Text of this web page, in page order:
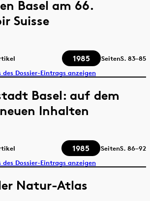
Basel am 66.
Suisse
1985 SeitenS. 83–85
Dossier-Eintrags anzeigen
Basel: auf dem
Inhalten
1985 SeitenS. 86–92
Dossier-Eintrags anzeigen
Natur-Atlas